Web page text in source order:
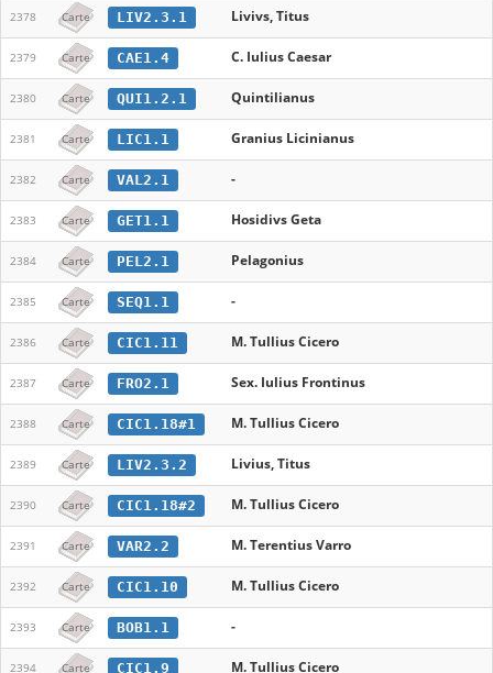
2378 Carte LIV2.3.1 Livivs, Titus
2379 Carte CAE1.4 C. Iulius Caesar
2380 Carte QUI1.2.1 Quintilianus
2381 Carte LIC1.1 Granius Licinianus
2382 Carte VAL2.1 -
2383 Carte GET1.1 Hosidivs Geta
2384 Carte PEL2.1 Pelagonius
2385 Carte SEQ1.1 -
2386 Carte CIC1.11 M. Tullius Cicero
2387 Carte FRO2.1 Sex. Iulius Frontinus
2388 Carte CIC1.18#1 M. Tullius Cicero
2389 Carte LIV2.3.2 Livius, Titus
2390 Carte CIC1.18#2 M. Tullius Cicero
2391 Carte VAR2.2 M. Terentius Varro
2392 Carte CIC1.10 M. Tullius Cicero
2393 Carte BOB1.1 -
2394 Carte CIC1.9 M. Tullius Cicero